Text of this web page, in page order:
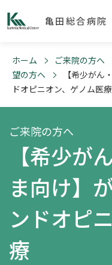
亀田総合病院
ホーム ご来院の方へ
望の方へ
【希少がん
ドオピニオン、ゲノム医療
ご来院の方へ
【希少が
ま向け】
ンドオピ
療